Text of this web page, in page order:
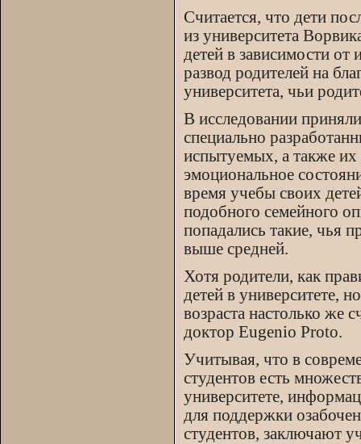
Считается, что дети
из университета
детей в зависимости от
развод родителей на
университета, чьи
В исследовании
специально
испытуемых, а также их
эмоциональное
время учебы своих
подобного семейного
попадались такие, чья
выше средней.
Хотя родители, как
детей в университете,
возраста настолько же
доктор Eugenio Proto.
Учитывая, что в
студентов есть
университете,
для поддержки
студентов, заключают